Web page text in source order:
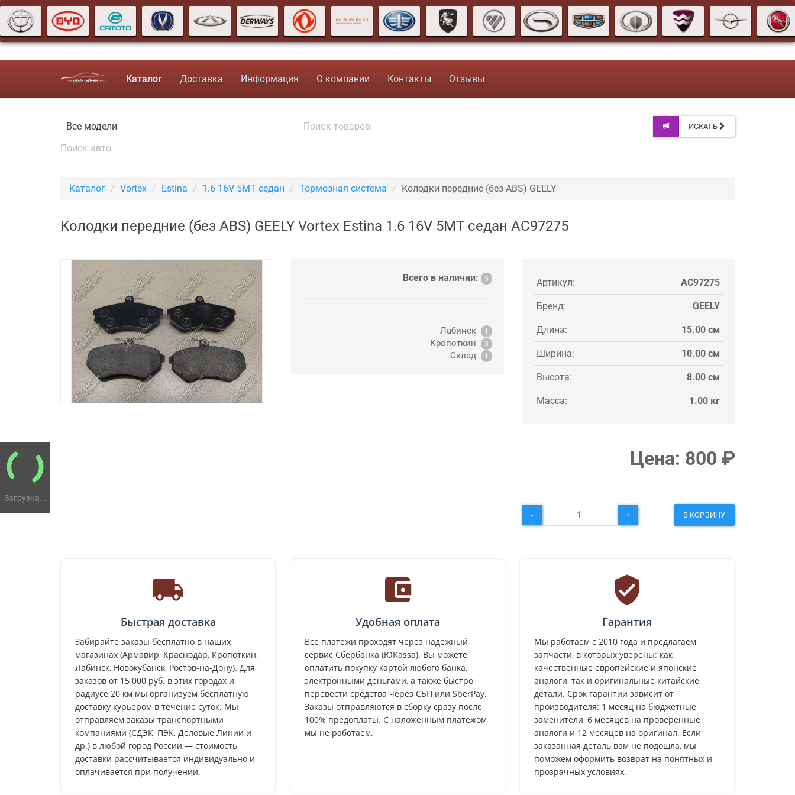
Загрузка...
Каталог Доставка Информация О компании Контакты Отзывы
ИСКАТЬ
Каталог Vortex Estina 1.6 16V 5MT седан Тормозная система Колодки передние (без ABS) GEELY
Колодки передние (без ABS) GEELY Vortex Estina 1.6 16V 5MT седан AC97275
Всего в наличии: 5
Лабинск 1
Кропоткин 3
Склад 1
Артикул: AC97275
Бренд: GEELY
Длина: 15.00 см
Ширина: 10.00 см
Высота: 8.00 см
Масса: 1.00 кг
Цена: 800 ₽
- + В КОРЗИНУ
Быстрая доставка
Забирайте заказы бесплатно в наших
магазинах (Армавир, Краснодар, Кропоткин,
Лабинск, Новокубанск, Ростов-на-Дону). Для
заказов от 15 000 руб. в этих городах и
радиусе 20 км мы организуем бесплатную
доставку курьером в течение суток. Мы
отправляем заказы транспортными
компаниями (СДЭК, ПЭК, Деловые Линии и
др.) в любой город России — стоимость
доставки рассчитывается индивидуально и
оплачивается при получении.
Удобная оплата
Все платежи проходят через надежный
сервис Сбербанка (ЮKassa). Вы можете
оплатить покупку картой любого банка,
электронными деньгами, а также быстро
перевести средства через СБП или SberPay.
Заказы отправляются в сборку сразу после
100% предоплаты. С наложенным платежом
мы не работаем.
Гарантия
Мы работаем с 2010 года и предлагаем
запчасти, в которых уверены: как
качественные европейские и японские
аналоги, так и оригинальные китайские
детали. Срок гарантии зависит от
производителя: 1 месяц на бюджетные
заменители, 6 месяцев на проверенные
аналоги и 12 месяцев на оригинал. Если
заказанная деталь вам не подошла, мы
поможем оформить возврат на понятных и
прозрачных условиях.